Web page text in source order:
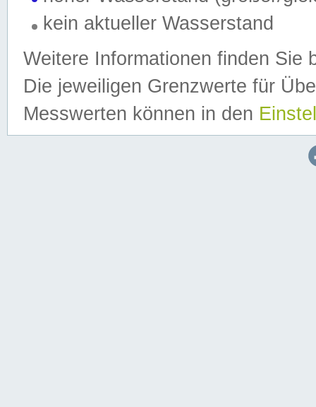
kein aktueller Wasserstand
Weitere Informationen finden Sie
Die jeweiligen Grenzwerte für
Messwerten können in den